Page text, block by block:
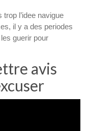
l’idee navigue
il y a des periodes
guerir pour
avis